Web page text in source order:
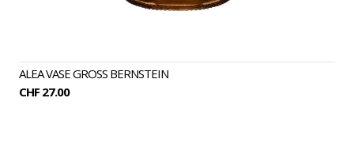
ALEA VASE GROSS BERNSTEIN
CHF 27.00